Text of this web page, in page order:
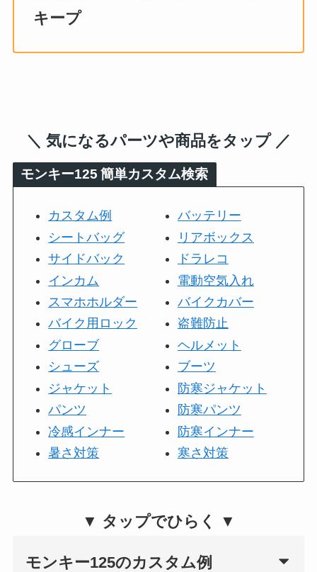
キープ
＼ 気になるパーツや商品をタップ ／
モンキー125 簡単カスタム検索
カスタム例
シートバッグ
サイドバック
インカム
スマホホルダー
バイク用ロック
グローブ
シューズ
ジャケット
パンツ
冷感インナー
暑さ対策
バッテリー
リアボックス
ドラレコ
電動空気入れ
バイクカバー
盗難防止
ヘルメット
ブーツ
防寒ジャケット
防寒パンツ
防寒インナー
寒さ対策
▼ タップでひらく ▼
モンキー125のカスタム例